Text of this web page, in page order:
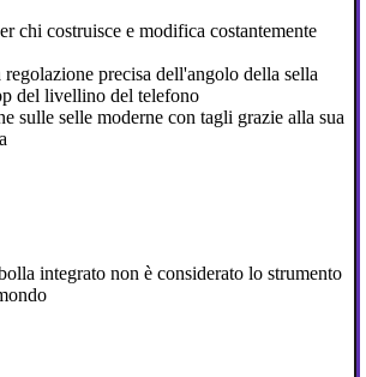
chi costruisce e modifica costantemente
regolazione precisa dell'angolo della sella
del livellino del telefono
sulle selle moderne con tagli grazie alla sua
integrato non è considerato lo strumento